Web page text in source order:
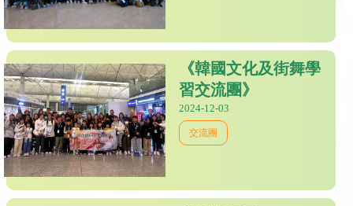
《韓國文化及街舞學
習交流團》
2024-12-03
交流團